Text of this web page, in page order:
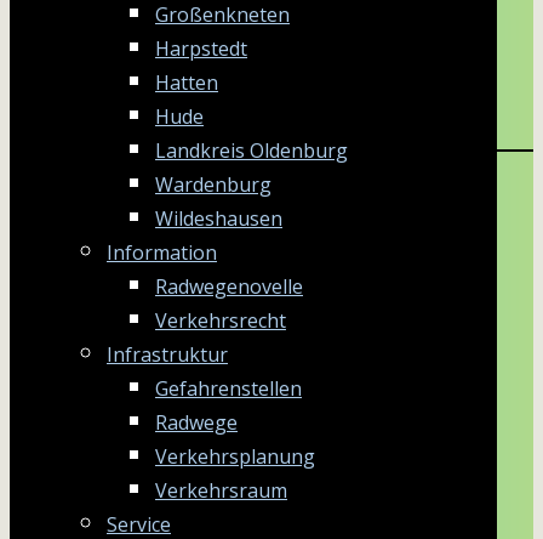
Großenkneten
Harpstedt
Hatten
Hude
Landkreis Oldenburg
Wardenburg
Wildeshausen
Information
Radwegenovelle
Verkehrsrecht
Infrastruktur
Gefahrenstellen
Radwege
Verkehrsplanung
Verkehrsraum
Service